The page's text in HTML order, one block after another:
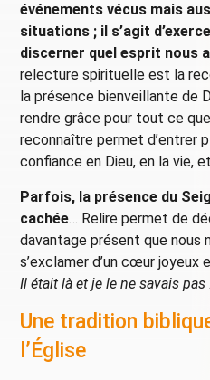
événements vécus mais
situations ; il s’agit
discerner quel esprit nous
relecture spirituelle est la
la présence bienveillante de
rendre grâce pour tout ce
reconnaître permet d’entrer
confiance en Dieu, en la vie,
Parfois, la présence du
cachée… Relire permet de
davantage présent que nous
s’exclamer d’un cœur
Il était là et je le ne savais pas
Une tradition
l’Église